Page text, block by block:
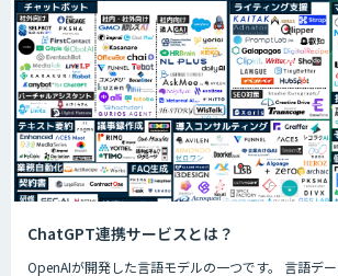
ChatGPT連携サービスとは？
OpenAIが開発した言語モデルの一つです。 言語デ